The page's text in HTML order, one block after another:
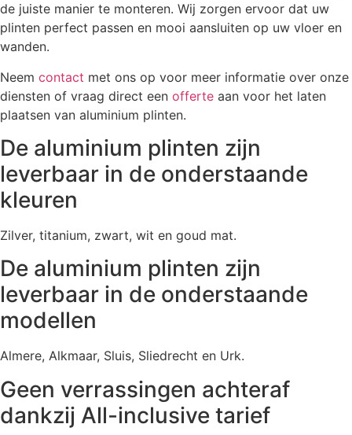
de juiste manier te monteren. Wij zorgen ervoor dat uw
plinten perfect passen en mooi aansluiten op uw vloer en
wanden.
Neem contact met ons op voor meer informatie over onze
diensten of vraag direct een offerte aan voor het laten
plaatsen van aluminium plinten.
De aluminium plinten zijn
leverbaar in de onderstaande
kleuren
Zilver, titanium, zwart, wit en goud mat.
De aluminium plinten zijn
leverbaar in de onderstaande
modellen
Almere, Alkmaar, Sluis, Sliedrecht en Urk.
Geen verrassingen achteraf
dankzij All-inclusive tarief